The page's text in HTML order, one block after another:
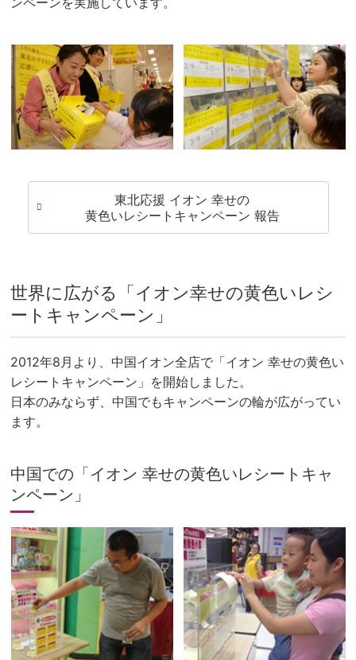
東北応援 イオン 幸せの
黄色いレシートキャンペーン 報告
世界に広がる「イオン幸せの黄色いレシ
ートキャンペーン」
2012年8月より、中国イオン全店で「イオン 幸せの黄色い
レシートキャンペーン」を開始しました。
日本のみならず、中国でもキャンペーンの輪が広がってい
ます。
中国での「イオン 幸せの黄色いレシートキャ
ンペーン」